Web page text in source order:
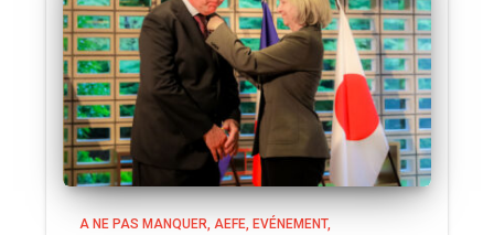
A NE PAS MANQUER AEFE EVÉNEMENT